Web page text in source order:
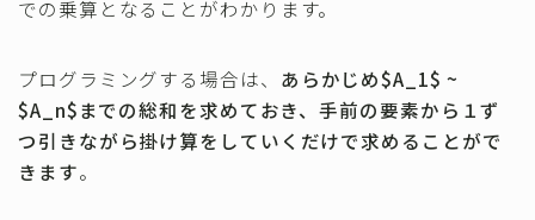
での乗算となることがわかります。
プログラミングする場合は、 あらかじめ$A_1$ ~
$A_n$までの総和を求めておき、手前の要素から１ず
つ引きながら掛け算をしていくだけで求めることがで
きます。